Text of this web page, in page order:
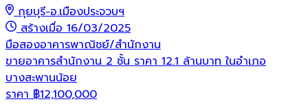
กุยบุรี-อ.เมืองประจวบฯ
สร้างเมื่อ 16/03/2025
มือสองอาคารพาณิชย์/สำนักงาน
ขายอาคารสำนักงาน 2 ชั้น ราคา 12.1 ล้านบาท ในอำเภอ
บางสะพานน้อย
ราคา ฿12,100,000